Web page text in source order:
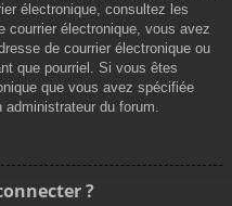
électronique, consultez les
courrier électronique, vous avez
de courrier électronique ou
que pourriel. Si vous êtes
que vous avez spécifiée
du forum.
?